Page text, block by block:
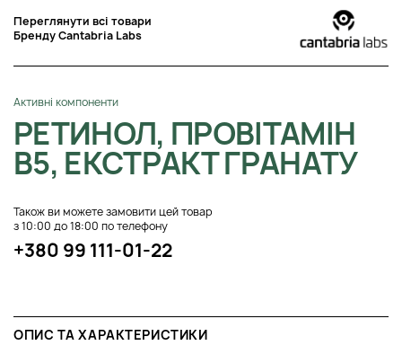
Переглянути всі товари
Бренду Cantabria Labs
Активні компоненти
РЕТИНОЛ, ПРОВІТАМІН
B5, ЕКСТРАКТ ГРАНАТУ
Також ви можете замовити цей товар
з 10:00 до 18:00 по телефону
+380 99 111-01-22
ОПИС ТА ХАРАКТЕРИСТИКИ